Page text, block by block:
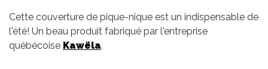
Cette couverture de pique-nique est un indispensable de
l'été! Un beau produit fabriqué par l'entreprise
québécoise Kawëla.